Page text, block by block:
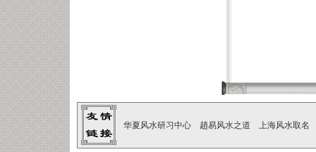
华夏风水研习中心 趙易风水之道 上海风水取名